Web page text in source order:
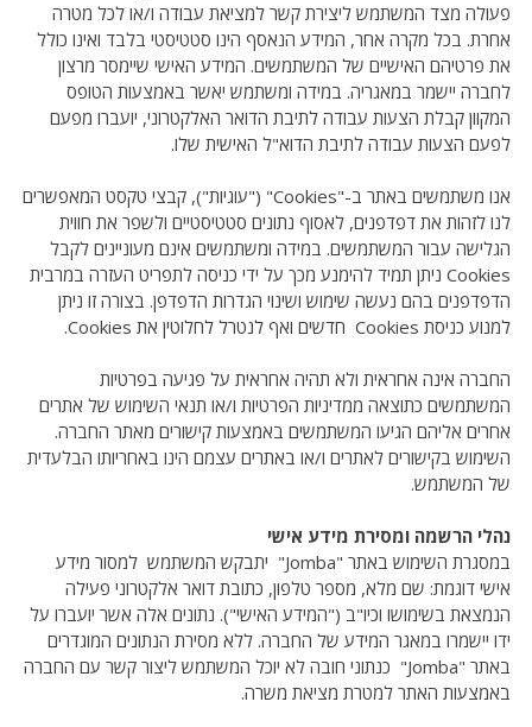
פעולה מצד המשתמש ליצירת קשר למציאת עבודה ו/או לכל מטרה
אחרת. בכל מקרה אחר, המידע הנאסף הינו סטטיסטי בלבד ואינו כולל
את פרטיהם האישיים של המשתמשים. המידע האישי שיימסר מרצון
לחברה יישמר במאגריה. במידה ומשתמש יאשר באמצעות הטופס
המקוון קבלת הצעות עבודה לתיבת הדואר האלקטרוני, יועברו מפעם
לפעם הצעות עבודה לתיבת הדוא"ל האישית שלו.
אנו משתמשים באתר ב-"Cookies" ("עוגיות"), קבצי טקסט המאפשרים
לנו לזהות את דפדפנים, לאסוף נתונים סטטיסטיים ולשפר את חווית
הגלישה עבור המשתמשים. במידה ומשתמשים אינם מעוניינים לקבל
Cookies ניתן תמיד להימנע מכך על ידי כניסה לתפריט העזרה במרבית
הדפדפנים בהם נעשה שימוש ושינוי הגדרות הדפדפן. בצורה זו ניתן
למנוע כניסת Cookies חדשים ואף לנטרל לחלוטין את Cookies.
החברה אינה אחראית ולא תהיה אחראית על פגיעה בפרטיות
המשתמשים כתוצאה ממדיניות הפרטיות ו/או תנאי השימוש של אתרים
אחרים אליהם הגיעו המשתמשים באמצעות קישורים מאתר החברה.
השימוש בקישורים לאתרים ו/או באתרים עצמם הינו באחריותו הבלעדית
של המשתמש.
נהלי הרשמה ומסירת מידע אישי
במסגרת השימוש באתר "Jomba" יתבקש המשתמש למסור מידע
אישי דוגמת: שם מלא, מספר טלפון, כתובת דואר אלקטרוני פעילה
הנמצאת בשימושו וכיו"ב ("המידע האישי"). נתונים אלה אשר יועברו על
ידו יישמרו במאגר המידע של החברה. ללא מסירת הנתונים המוגדרים
באתר "Jomba" כנתוני חובה לא יוכל המשתמש ליצור קשר עם החברה
באמצעות האתר למטרת מציאת משרה.